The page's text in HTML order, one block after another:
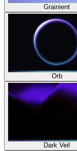
Grainient
Orb
Dark Veil